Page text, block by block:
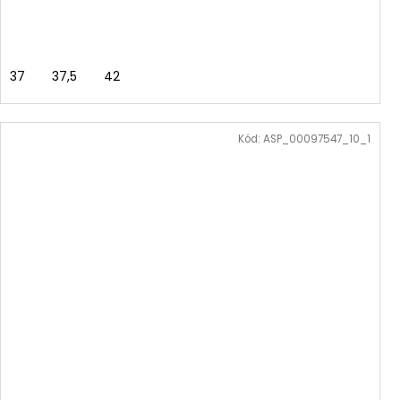
37 37,5 42
Kód: ASP_00097547_10_1